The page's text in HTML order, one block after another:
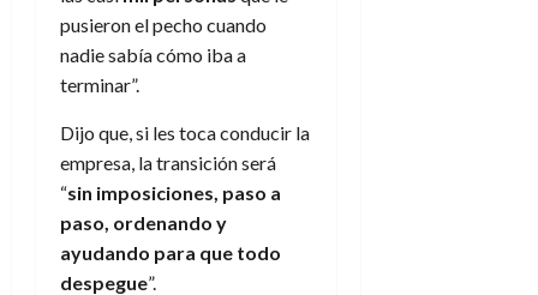
pusieron el pecho cuando
nadie sabía cómo iba a
terminar”.
Dijo que, si les toca conducir la
empresa, la transición será
“sin imposiciones, paso a
paso, ordenando y
ayudando para que todo
despegue”.